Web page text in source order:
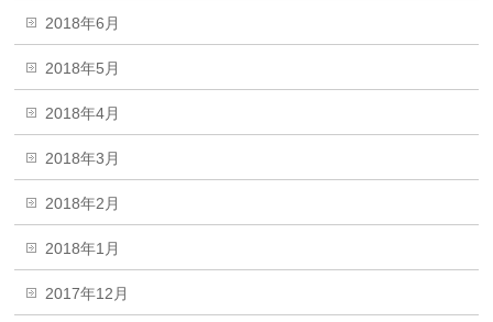
2018年6月
2018年5月
2018年4月
2018年3月
2018年2月
2018年1月
2017年12月